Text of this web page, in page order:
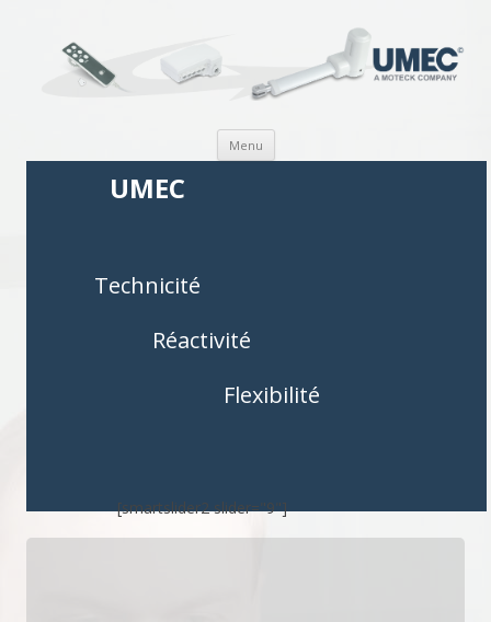
Menu Aller au contenu
UMEC
Technicité
Réactivité
Flexibilité
[smartslider2 slider="9"]